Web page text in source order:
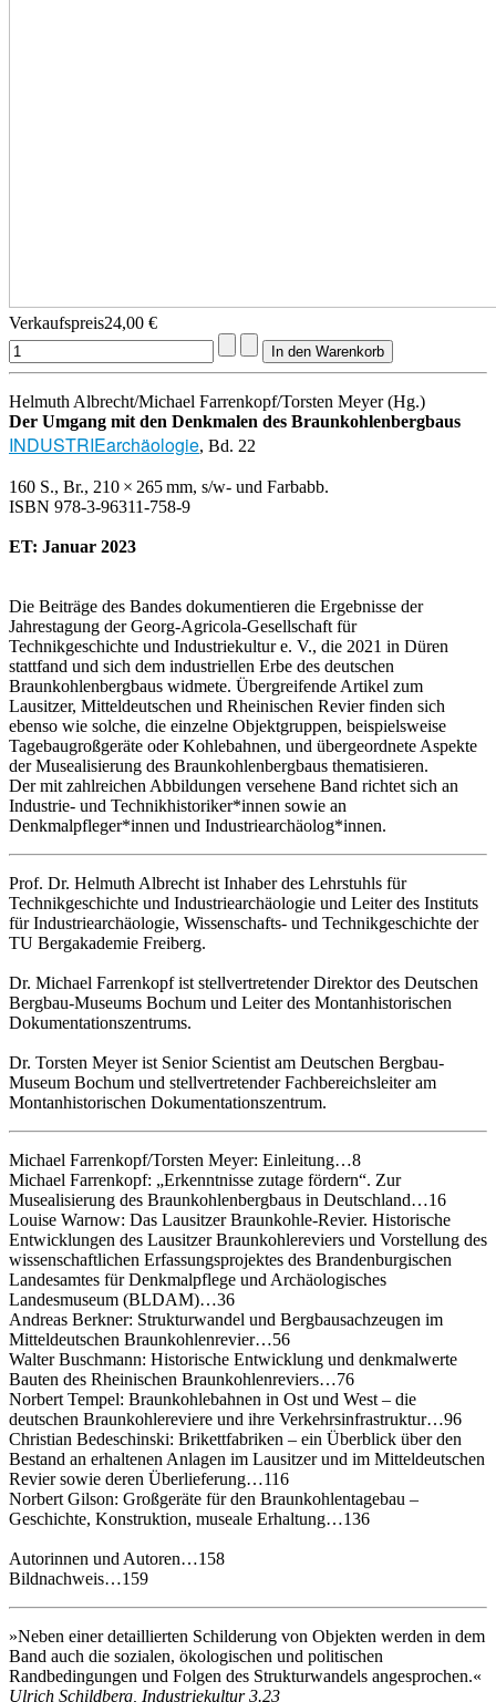
Verkaufspreis24,00 €
Helmuth Albrecht/Michael Farrenkopf/Torsten Meyer (Hg.)
Der Umgang mit den Denkmalen des Braunkohlenbergbaus
INDUSTRIEarchäologie, Bd. 22
160 S., Br., 210 × 265 mm, s/w- und Farbabb.
ISBN 978-3-96311-758-9
ET: Januar 2023
Die Beiträge des Bandes dokumentieren die Ergebnisse der
Jahrestagung der Georg-Agricola-Gesellschaft für
Technikgeschichte und Industriekultur e. V., die 2021 in Düren
stattfand und sich dem industriellen Erbe des deutschen
Braunkohlenbergbaus widmete. Übergreifende Artikel zum
Lausitzer, Mitteldeutschen und Rheinischen Revier finden sich
ebenso wie solche, die einzelne Objektgruppen, beispielsweise
Tagebaugroßgeräte oder Kohlebahnen, und übergeordnete Aspekte
der Musealisierung des Braunkohlenbergbaus thematisieren.
Der mit zahlreichen Abbildungen versehene Band richtet sich an
Industrie- und Technikhistoriker*innen sowie an
Denkmalpfleger*innen und Industriearchäolog*innen.
Prof. Dr. Helmuth Albrecht ist Inhaber des Lehrstuhls für
Technikgeschichte und Industriearchäologie und Leiter des Instituts
für Industriearchäologie, Wissenschafts- und Technikgeschichte der
TU Bergakademie Freiberg.
Dr. Michael Farrenkopf ist stellvertretender Direktor des Deutschen
Bergbau-Museums Bochum und Leiter des Montanhistorischen
Dokumentationszentrums.
Dr. Torsten Meyer ist Senior Scientist am Deutschen Bergbau-
Museum Bochum und stellvertretender Fachbereichsleiter am
Montanhistorischen Dokumentationszentrum.
Michael Farrenkopf/Torsten Meyer: Einleitung…8
Michael Farrenkopf: „Erkenntnisse zutage fördern“. Zur
Musealisierung des Braunkohlenbergbaus in Deutschland…16
Louise Warnow: Das Lausitzer Braunkohle-Revier. Historische
Entwicklungen des Lausitzer Braunkohlereviers und Vorstellung des
wissenschaftlichen Erfassungsprojektes des Brandenburgischen
Landesamtes für Denkmalpflege und Archäologisches
Landesmuseum (BLDAM)…36
Andreas Berkner: Strukturwandel und Bergbausachzeugen im
Mitteldeutschen Braunkohlenrevier…56
Walter Buschmann: Historische Entwicklung und denkmalwerte
Bauten des Rheinischen Braunkohlenreviers…76
Norbert Tempel: Braunkohlebahnen in Ost und West – die
deutschen Braunkohlereviere und ihre Verkehrsinfrastruktur…96
Christian Bedeschinski: Brikettfabriken – ein Überblick über den
Bestand an erhaltenen Anlagen im Lausitzer und im Mitteldeutschen
Revier sowie deren Überlieferung…116
Norbert Gilson: Großgeräte für den Braunkohlentagebau –
Geschichte, Konstruktion, museale Erhaltung…136
Autorinnen und Autoren…158
Bildnachweis…159
»Neben einer detaillierten Schilderung von Objekten werden in dem
Band auch die sozialen, ökologischen und politischen
Randbedingungen und Folgen des Strukturwandels angesprochen.«
Ulrich Schildberg, Industriekultur 3.23